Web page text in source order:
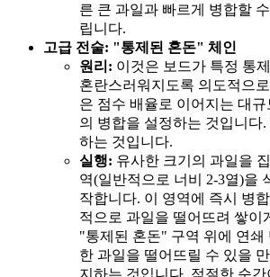
른 큰 과일과 빠르게 병합할
립니다.
고급 전술: "통제된 혼돈" 체인
원리: 이것은 보드가 특정 통
혼란스러워지도록 의도적으
은 점수 배율로 이어지는 대
의 병합을 설정하는 것입니다
하는 것입니다.
실행: 유사한 크기의 과일을
역(일반적으로 너비 2-3열)을
작합니다. 이 영역에 즉시 병
적으로 과일을 떨어뜨려 쌓이
"통제된 혼돈" 구역 위에 연쇄
한 과일을 떨어뜨릴 수 있을
지하는 것입니다. 적절한 순